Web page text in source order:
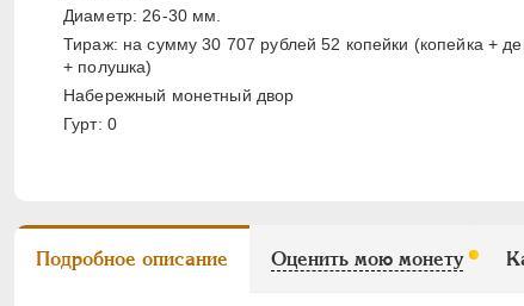
Диаметр: 26-30 мм.
Тираж: на сумму 30 707 рублей 52 копейки (копейка +
+ полушка)
Набережный монетный двор
Гурт: 0
Подробное описание Оценить мою монету